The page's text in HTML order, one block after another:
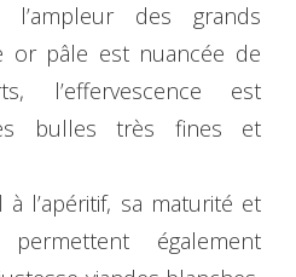
des grands
or pâle est nuancée de
l’effervescence est
bulles très fines et
à l’apéritif, sa maturité et
également